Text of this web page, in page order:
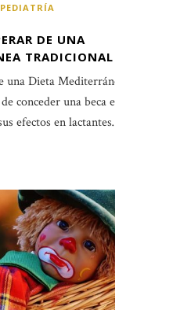
PEDIATRÍA
DE UNA
TRADICIONAL
Dieta Mediterránea
conceder una beca en
efectos en lactantes…